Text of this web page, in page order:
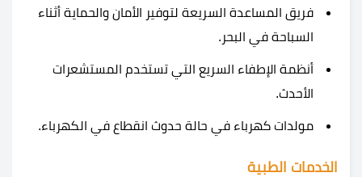
فريق المساعدة السريعة لتوفير الأمان والحماية أثناء
السباحة في البحر.
أنظمة الإطفاء السريع التي تستخدم المستشعرات
الأحدث.
مولدات كهرباء في حالة حدوث انقطاع في الكهرباء.
الخدمات الطبية